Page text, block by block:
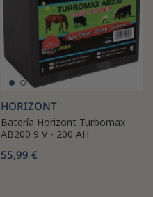
HORIZONT
Batería Horizont Turbomax
AB200 9 V - 200 AH
55,99 €